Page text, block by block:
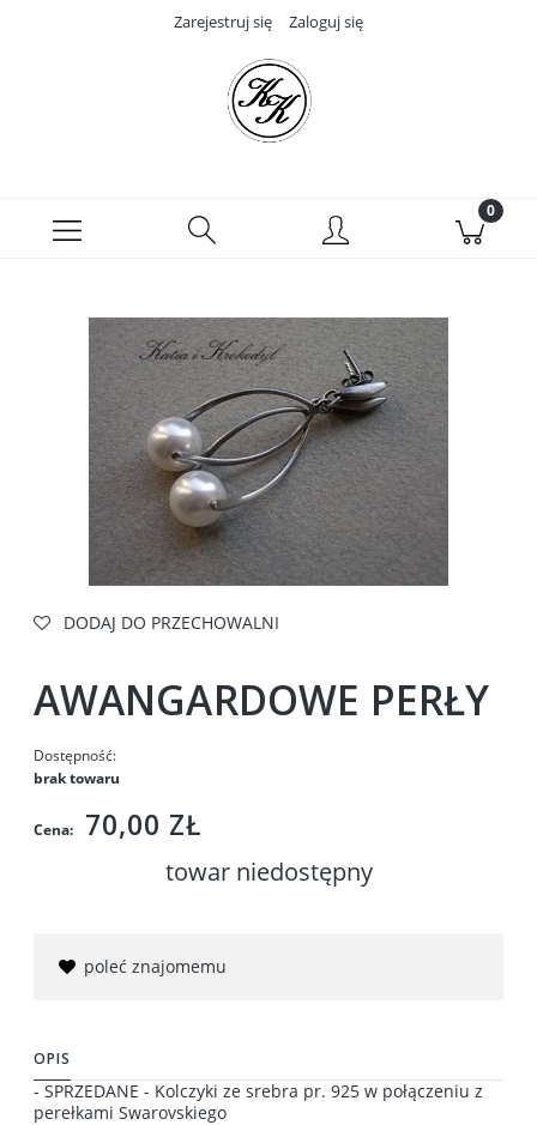
Zarejestruj się Zaloguj się
DODAJ DO PRZECHOWALNI
AWANGARDOWE PERŁY
Dostępność:
brak towaru
Cena: 70,00 ZŁ
towar niedostępny
poleć znajomemu
OPIS
- SPRZEDANE - Kolczyki ze srebra pr. 925 w połączeniu z
perełkami Swarovskiego